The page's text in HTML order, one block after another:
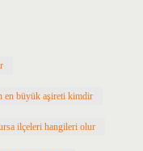
en büyük aşireti kimdir
ilçeleri hangileri olur